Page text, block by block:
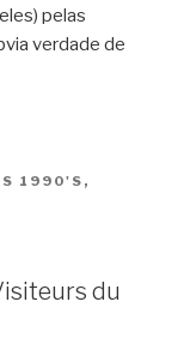
pelas
verdade de
1990'S ,
du